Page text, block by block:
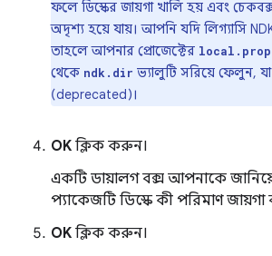
ফলে ডিস্কের জায়গা খালি হয় এবং
অদৃশ্য হয়ে যায়। আপনি যদি লিগ্যাসি
তাহলে আপনার প্রোজেক্টের
থেকে ndk.dir ভ্যালুটি সরিয়ে ফেলুন,
(deprecated)।
OK ক্লিক করুন।
একটি ডায়ালগ বক্স আপনাকে
প্যাকেজটি ডিস্কে কী পরিমাণ জায়গা
OK ক্লিক করুন।